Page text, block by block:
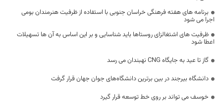
برنامه های هفته فرهنگی خراسان جنوبی با استفاده از ظرفیت هنرمندان بومی
اجرا می شود
ظرفیت های اشتغالزای روستاها باید شناسایی و بر این اساس به آن ها تسهیلات
اعطا شود
گاز تا عید به جایگاه CNG نهبندان می رسد
دانشگاه بیرجند در بین برترین دانشگاه‌های جوان جهان قرار گرفت
خوسف می تواند بر روی خط توسعه قرار گیرد